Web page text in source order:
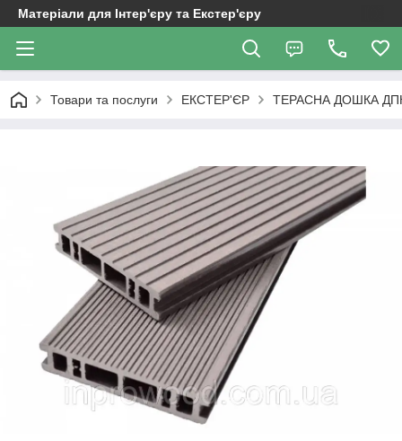
Матеріали для Інтер'єру та Екстер'єру
Товари та послуги ЕКСТЕР'ЄР ТЕРАСНА ДОШКА